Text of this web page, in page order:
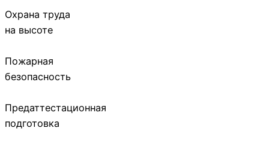
Охрана труда
на высоте
Пожарная
безопасность
Предаттестационная
подготовка